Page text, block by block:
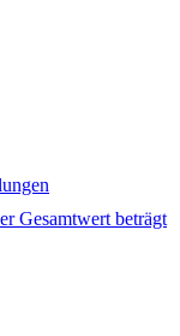
Gesamtwert beträgt